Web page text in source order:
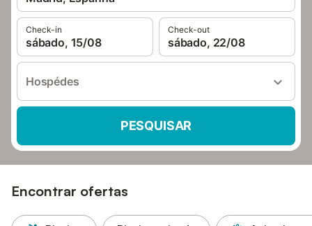
Check-in
sábado, 15/08
Check-out
sábado, 22/08
Hospédes
PESQUISAR
Encontrar ofertas